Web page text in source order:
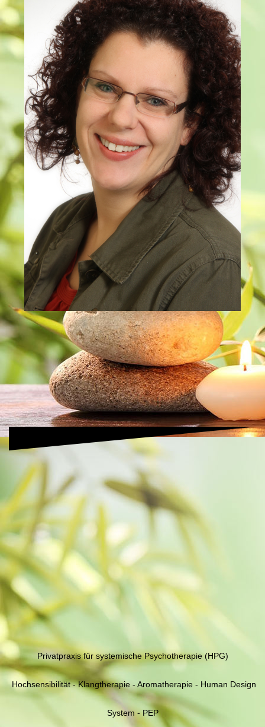
Privatpraxis für systemische Psychotherapie (HPG)
Hochsensibilität - Klangtherapie - Aromatherapie - Human Design
System - PEP